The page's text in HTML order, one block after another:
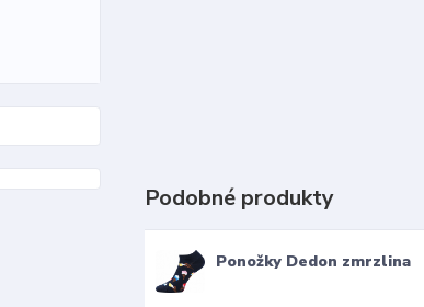
Podobné produkty
Ponožky Dedon zmrzlina